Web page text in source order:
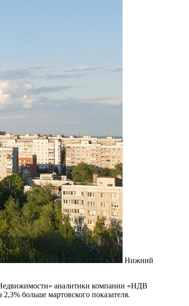
Нижний
аналитики компании «НДВ
больше мартовского показателя.